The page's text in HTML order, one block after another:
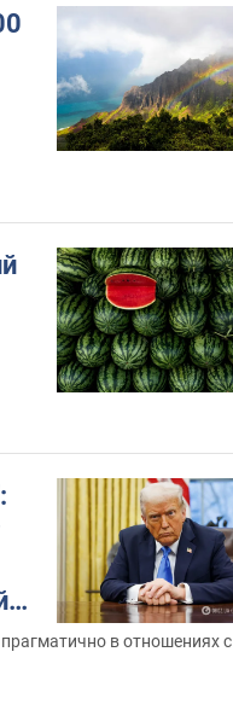
в отношениях с